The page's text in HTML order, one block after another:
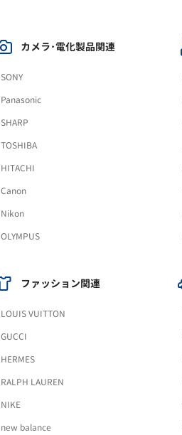
カメラ･電化製品関連
SONY
Panasonic
SHARP
TOSHIBA
HITACHI
Canon
Nikon
OLYMPUS
ファッション関連
LOUIS VUITTON
GUCCI
HERMES
RALPH LAUREN
NIKE
new balance